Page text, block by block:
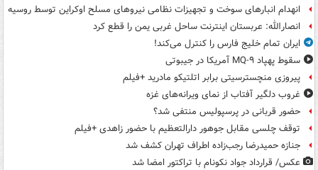
انهدام انبارهای سوخت و تجهیزات نظامی نیروهای مسلح اوکراین توسط روسیه
انصارالله: عربستان اینترنت ساحل غربی یمن را قطع کرد
ایران تمام خلیج فارس را کنترل می‌کند!
سقوط پهپاد MQ-۹ آمریکا در جیبوتی
پیروزی منچسترسیتی برابر اتلتیکو مادرید +فیلم
غروب دلگیر آفتاب از نمای ویرانه‌های غزه
حضور قربانی در پرسپولیس منتفی شد؟
توقف چلسی مقابل جوهور دارالتعظیم با حضور زاهدی +فیلم
جنازه حمیدرضا رجب‌زاده اطراف تهران کشف شد
عکس/ قرارداد جواد نکونام با تراکتور امضا شد